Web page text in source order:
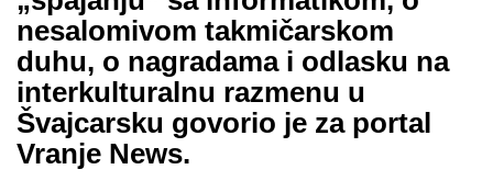
nesalomivom takmičarskom
duhu, o nagradama i odlasku na
interkulturalnu razmenu u
Švajcarsku govorio je za portal
Vranje News.